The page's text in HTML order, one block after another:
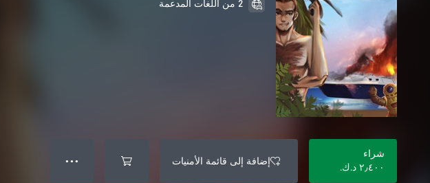
2 من اللغات المدعمة
شراء
٢٫٤٠٠ د.ك.‏
إضافة إلى قائمة الأمنيات ● ● ●